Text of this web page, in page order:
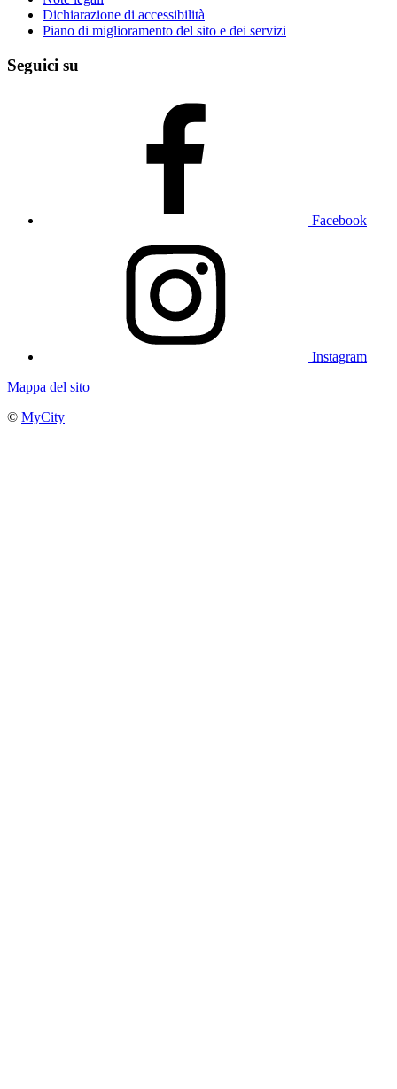
Dichiarazione di accessibilità
Piano di miglioramento del sito e dei servizi
Seguici su
Facebook
Instagram
Mappa del sito
© MyCity